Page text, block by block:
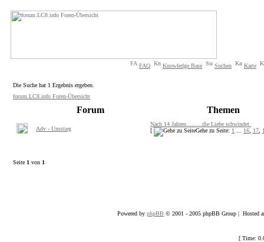
FAQ Knowledge Base Suchen Karte
Die Suche hat 1 Ergebnis ergeben.
forum.LC8.info Foren-Übersicht
Forum Themen
Adv - Umstieg
Nach 14 Jahren.........die Liebe schwindet.
[
Gehe zu Seite: 1 16 17
Seite 1 von 1
Powered by phpBB © 2001 - 2005 phpBB Group | Hosted
[ Time: